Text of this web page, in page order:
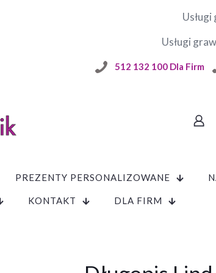
Usługi
512 132 100 Dla Firm
PREZENTY PERSONALIZOWANE
KONTAKT DLA FIRM